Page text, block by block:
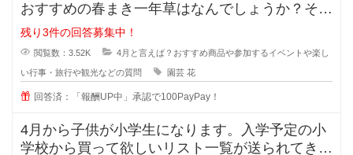
おすすめの春まき一年草はなんでしょうか？そろ
そろ花壇の準備をしなくてはと思っ
残り3件の回答募集中！
閲覧数：3.52K 4月と言えば？おすすめ商品や参加するイベントや楽し
い行事・旅行や観光などの質問 園芸 花
回答済：「報酬UP中」承認で100PayPay！
4月から子供が小学生になります。入学予定の小
学校から買って欲しいリスト一覧が送られてきま